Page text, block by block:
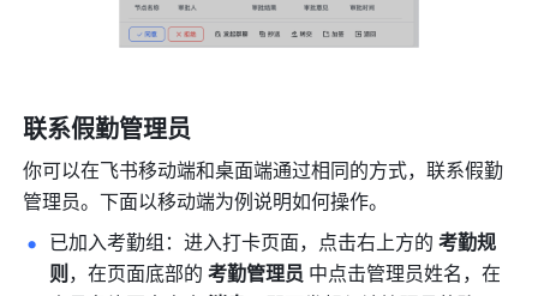
联系假勤管理员
你可以在飞书移动端和桌面端通过相同的方式，联系假勤
管理员。下面以移动端为例说明如何操作。
已加入考勤组：进入打卡页面，点击右上方的 考勤规
则，在页面底部的 考勤管理员 中点击管理员姓名，在